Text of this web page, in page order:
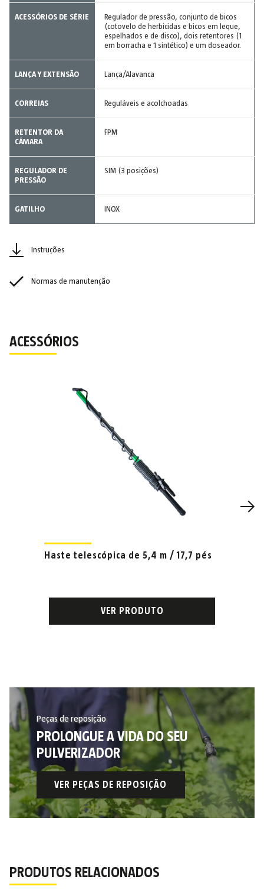
ACESSÓRIOS DE SÉRIE
Regulador de pressão, conjunto de bicos
(cotovelo de herbicidas e bicos em leque,
espelhados e de disco), dois retentores (1
em borracha e 1 sintético) e um doseador.
LANÇA Y EXTENSÃO Lança/Alavanca
CORREIAS Reguláveis e acolchoadas
RETENTOR DA
CÂMARA
FPM
REGULADOR DE
PRESSÃO
SIM (3 posições)
GATILHO INOX
Instruções
Normas de manutenção
ACESSÓRIOS
Haste telescópica de 5,4 m / 17,7 pés
VER PRODUTO
Peças de reposição
PROLONGUE A VIDA DO SEU
PULVERIZADOR
VER PEÇAS DE REPOSIÇÃO
PRODUTOS RELACIONADOS